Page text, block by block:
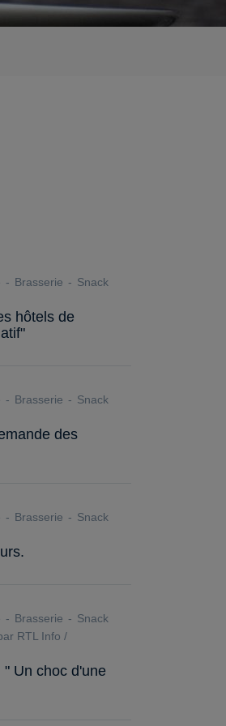
Brasserie
Snack
hôtels de
Brasserie
Snack
des
Brasserie
Snack
Brasserie
Snack
RTL Info /
Un choc d'une